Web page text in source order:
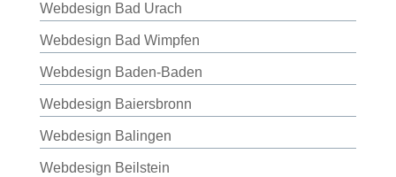
Webdesign Bad Urach
Webdesign Bad Wimpfen
Webdesign Baden-Baden
Webdesign Baiersbronn
Webdesign Balingen
Webdesign Beilstein